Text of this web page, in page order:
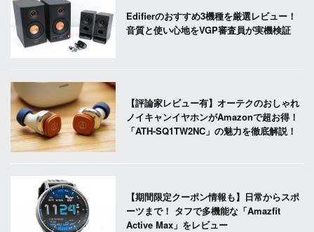
Edifierのおすすめ3機種を厳選レビュー！
音質と使い心地をVGP審査員が実機検証
【評論家レビュー有】オーテクのおしゃれ
ノイキャンイヤホンがAmazonで超お得！
「ATH-SQ1TW2NC」の魅力を徹底解説！
【期間限定クーポン情報も】日常からスポ
ーツまで！ タフで多機能な「Amazfit
Active Max」をレビュー